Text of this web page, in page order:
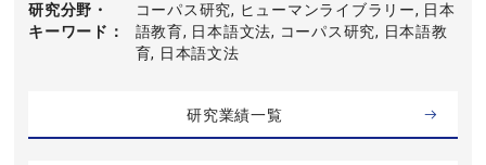
研究分野・
キーワード
コーパス研究, ヒューマンライブラリー, 日本
語教育, 日本語文法, コーパス研究, 日本語教
育, 日本語文法
研究業績一覧